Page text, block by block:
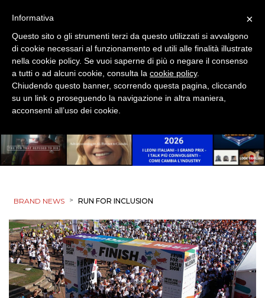
PUNTI VENDITA
CSR
STRATEGIE
CINEMA
DIGITALE
ESTERNA
RADIO / AUDIO
TV
BRAND NEWS > RUN FOR INCLUSION
×
Informativa
Questo sito o gli strumenti terzi da questo utilizzati si avvalgono
di cookie necessari al funzionamento ed utili alle finalità illustrate
nella cookie policy. Se vuoi saperne di più o negare il consenso
a tutti o ad alcuni cookie, consulta la cookie policy.
Chiudendo questo banner, scorrendo questa pagina, cliccando
su un link o proseguendo la navigazione in altra maniera,
acconsenti all’uso dei cookie.